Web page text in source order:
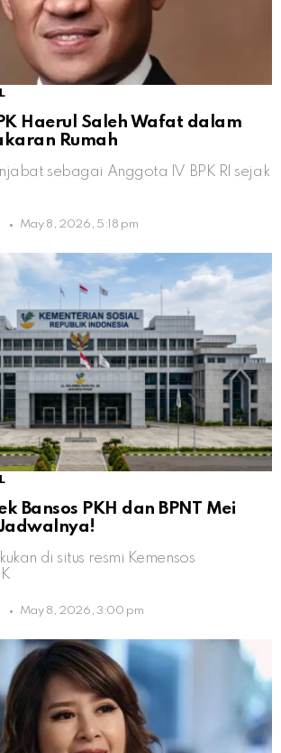
Haerul Saleh Wafat dalam
Rumah
sebagai Anggota IV BPK RI sejak
May 8, 2026, 5:18 pm
Bansos PKH dan BPNT Mei
di situs resmi Kemensos
May 8, 2026, 3:00 pm